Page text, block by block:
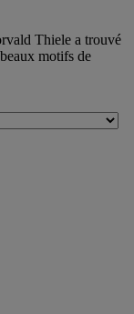
Thiele a trouvé
motifs de